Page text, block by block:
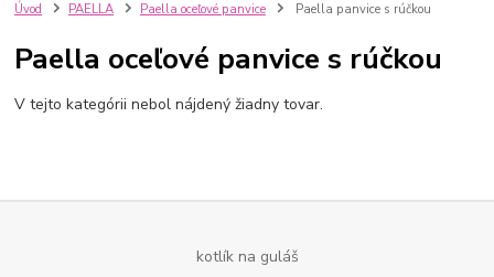
Úvod PAELLA Paella oceľové panvice Paella panvice s rúčkou
Paella oceľové panvice s rúčkou
V tejto kategórii nebol nájdený žiadny tovar.
kotlík na guláš